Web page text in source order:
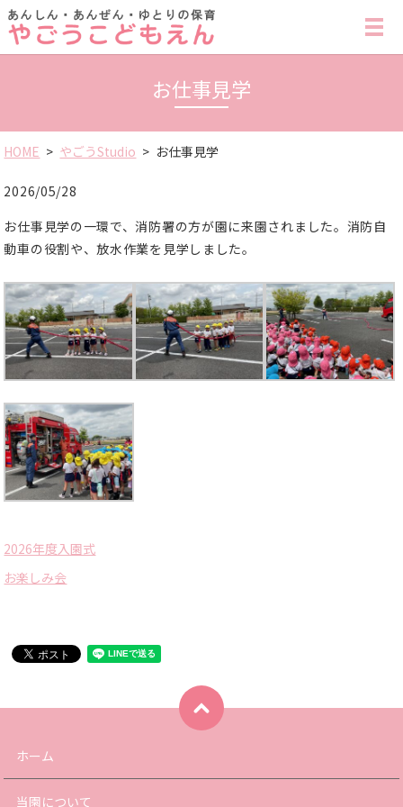
お仕事見学
HOME やごうStudio お仕事見学
2026/05/28
お仕事見学の一環で、消防署の方が園に来園されました。消防自
動車の役割や、放水作業を見学しました。
2026年度入園式
お楽しみ会
ホーム
当園について